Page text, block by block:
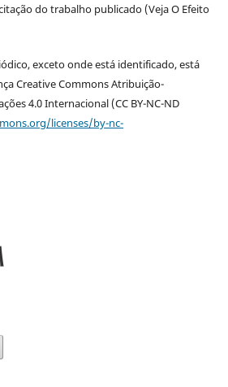
do trabalho publicado (Veja O Efeito
exceto onde está identificado, está
Creative Commons Atribuição-
4.0 Internacional (CC BY-NC-ND
licenses/by-nc-